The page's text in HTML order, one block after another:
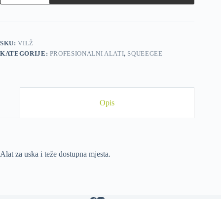
SKU:VILŽ
KATEGORIJE: PROFESIONALNI ALATI, SQUEEGEE
Opis
Alat za uska i teže dostupna mjesta.